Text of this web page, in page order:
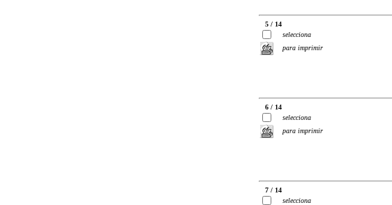
5 / 14
selecciona
para imprimir
6 / 14
selecciona
para imprimir
7 / 14
selecciona